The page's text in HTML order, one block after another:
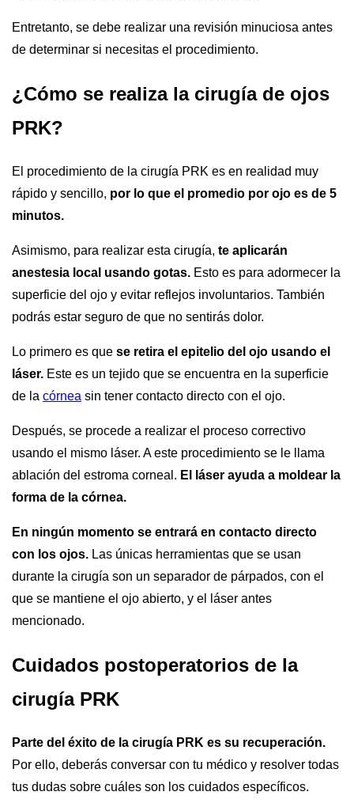
Entretanto, se debe realizar una revisión minuciosa antes
de determinar si necesitas el procedimiento.
¿Cómo se realiza la cirugía de ojos
PRK?
El procedimiento de la cirugía PRK es en realidad muy
rápido y sencillo, por lo que el promedio por ojo es de 5
minutos.
Asimismo, para realizar esta cirugía, te aplicarán
anestesia local usando gotas. Esto es para adormecer la
superficie del ojo y evitar reflejos involuntarios. También
podrás estar seguro de que no sentirás dolor.
Lo primero es que se retira el epitelio del ojo usando el
láser. Este es un tejido que se encuentra en la superficie
de la córnea sin tener contacto directo con el ojo.
Después, se procede a realizar el proceso correctivo
usando el mismo láser. A este procedimiento se le llama
ablación del estroma corneal. El láser ayuda a moldear la
forma de la córnea.
En ningún momento se entrará en contacto directo
con los ojos. Las únicas herramientas que se usan
durante la cirugía son un separador de párpados, con el
que se mantiene el ojo abierto, y el láser antes
mencionado.
Cuidados postoperatorios de la
cirugía PRK
Parte del éxito de la cirugía PRK es su recuperación.
Por ello, deberás conversar con tu médico y resolver todas
tus dudas sobre cuáles son los cuidados específicos.